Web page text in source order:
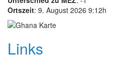
Ortszeit: 9. August 2026 9:12h
Links